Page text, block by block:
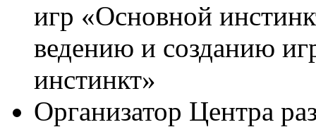
игр «Основной
ведению и созданию
инстинкт»
Организатор Центра